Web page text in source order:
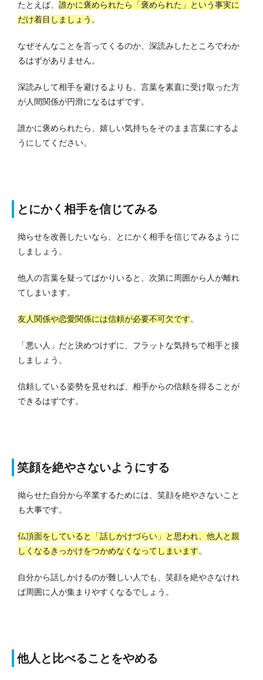
たとえば、 誰かに褒められたら「褒められた」という事実に
だけ着目しましょう 。
なぜそんなことを言ってくるのか、深読みしたところでわか
るはずがありません。
深読みして相手を避けるよりも、言葉を素直に受け取った方
が人間関係が円滑になるはずです。
誰かに褒められたら、嬉しい気持ちをそのまま言葉にするよ
うにしてください。
とにかく相手を信じてみる
拗らせを改善したいなら、とにかく相手を信じてみるように
しましょう。
他人の言葉を疑ってばかりいると、次第に周囲から人が離れ
てしまいます。
友人関係や恋愛関係には信頼が必要不可欠です。
「悪い人」だと決めつけずに、フラットな気持ちで相手と接
しましょう。
信頼している姿勢を見せれば、相手からの信頼を得ることが
できるはずです。
笑顔を絶やさないようにする
拗らせた自分から卒業するためには、笑顔を絶やさないこと
も大事です。
仏頂面をしていると「話しかけづらい」と思われ、他人と親
しくなるきっかけをつかめなくなってしまいます。
自分から話しかけるのが難しい人でも、笑顔を絶やさなけれ
ば周囲に人が集まりやすくなるでしょう。
他人と比べることをやめる